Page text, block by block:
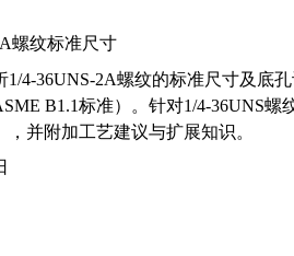
螺纹标准尺寸
1/4-36UNS-2A螺纹的标准尺寸及底
B1.1标准）。针对1/4-36UNS
，并附加工艺建议与扩展知识。